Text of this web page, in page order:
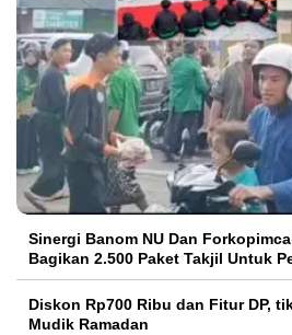
Sinergi Banom NU Dan
Bagikan 2.500 Paket Takjil Untuk
Diskon Rp700 Ribu dan Fitur DP,
Mudik Ramadan